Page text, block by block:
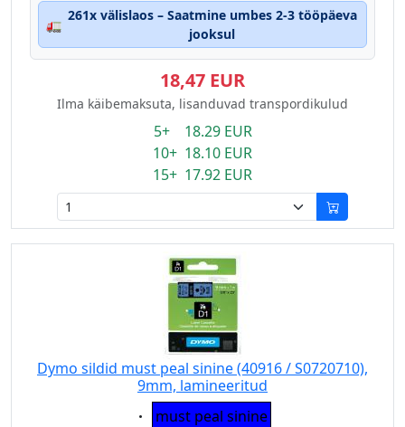
🚛
261x välislaos – Saatmine umbes 2-3 tööpäeva
jooksul
18,47 EUR
Ilma käibemaksuta, lisanduvad transpordikulud
5+ 18.29 EUR
10+ 18.10 EUR
15+ 17.92 EUR
Dymo sildid must peal sinine (40916 / S0720710),
9mm, lamineeritud
Eigenschaft:
must peal sinine